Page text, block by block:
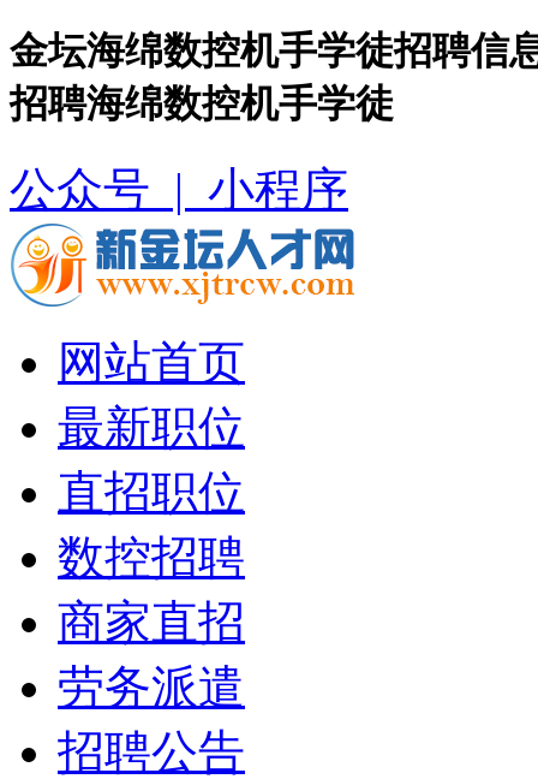
金坛海绵数控机手学徒招聘信
招聘海绵数控机手学徒
公众号 | 小程序
网站首页
最新职位
直招职位
数控招聘
商家直招
劳务派遣
招聘公告